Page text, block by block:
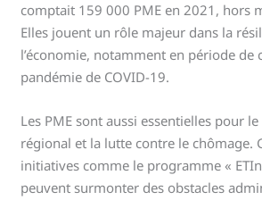
comptait 159 000 PME en 2021, hors
Elles jouent un rôle majeur dans la
l’économie, notamment en période de
pandémie de COVID-19.
Les PME sont aussi essentielles pour
régional et la lutte contre le chômage.
initiatives comme le programme «
peuvent surmonter des obstacles